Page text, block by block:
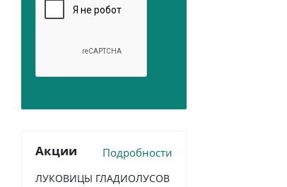
Акции Подробности
ЛУКОВИЦЫ ГЛАДИОЛУСОВ